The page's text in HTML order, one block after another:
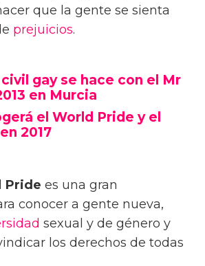
que la gente se sienta
prejuicios.
gay se hace con el Mr
en Murcia
el World Pride y el
2017
Pride es una gran
conocer a gente nueva,
sexual y de género y
los derechos de todas